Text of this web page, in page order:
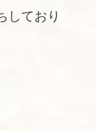
しており